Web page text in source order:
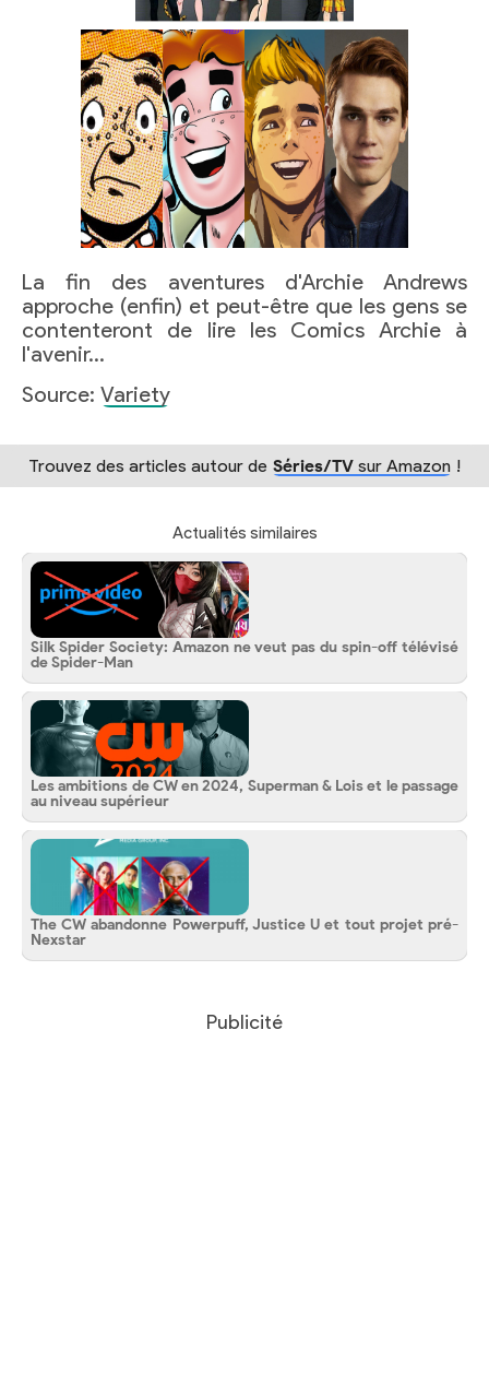
La fin des aventures d'Archie Andrews
approche (enfin) et peut-être que les gens se
contenteront de lire les Comics Archie à
l'avenir…
Source: Variety
Trouvez des articles autour de Séries/TV sur Amazon !
Actualités similaires
Silk Spider Society: Amazon ne veut pas du spin-off télévisé
de Spider-Man
Les ambitions de CW en 2024, Superman & Lois et le passage
au niveau supérieur
The CW abandonne Powerpuff, Justice U et tout projet pré-
Nexstar
Publicité